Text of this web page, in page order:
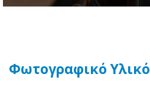
Φωτογραφικό Υλικό